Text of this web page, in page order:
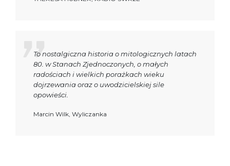
To nostalgiczna historia o mitologicznych latach
80. w Stanach Zjednoczonych, o małych
radościach i wielkich porażkach wieku
dojrzewania oraz o uwodzicielskiej sile
opowieści.
Marcin Wilk, Wyliczanka